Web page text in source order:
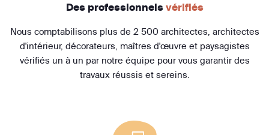
Des professionnels vérifiés
Nous comptabilisons plus de 2 500 architectes, architectes
d'intérieur, décorateurs, maîtres d'œuvre et paysagistes
vérifiés un à un par notre équipe pour vous garantir des
travaux réussis et sereins.